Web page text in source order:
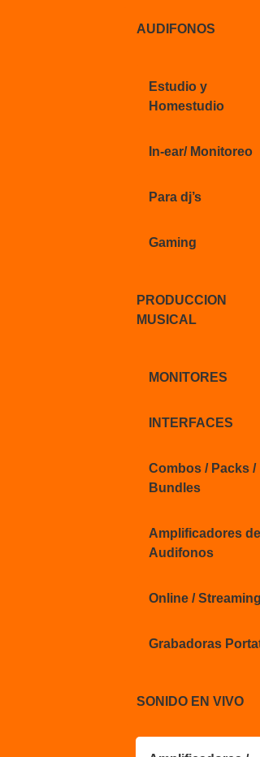
AUDIFONOS
Estudio y
Homestudio
In-ear/ Monitoreo
Para dj’s
Gaming
PRODUCCION
MUSICAL
MONITORES
INTERFACES
Combos / Packs /
Bundles
Amplificadores de
Audifonos
Online / Streaming
Grabadoras
SONIDO EN VIVO